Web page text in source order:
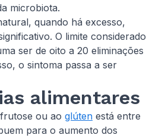
microbiota.
quando há excesso,
O limite considerado
ser de oito a 20 eliminações
o sintoma passa a ser
alimentares
ou ao glúten está entre
para o aumento dos